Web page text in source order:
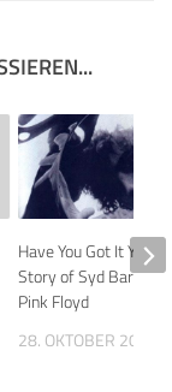
Have You Got It Yet?
Story of Syd Barrett
Pink Floyd
28. OKTOBER 2022